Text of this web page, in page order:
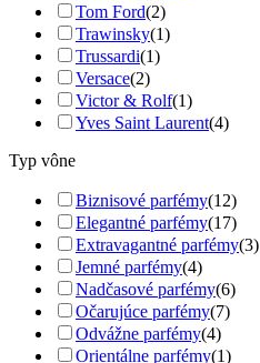
Tom Ford(2)
Trawinsky(1)
Trussardi(1)
Versace(2)
Victor & Rolf(1)
Yves Saint Laurent(4)
Typ vône
Biznisové parfémy(12)
Elegantné parfémy(17)
Extravagantné parfémy(3)
Jemné parfémy(4)
Nadčasové parfémy(6)
Očarujúce parfémy(7)
Odvážne parfémy(4)
Orientálne parfémy(1)